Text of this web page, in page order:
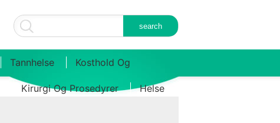
Tannhelse Kosthold Og
Kirurgi Og Prosedyrer Helse